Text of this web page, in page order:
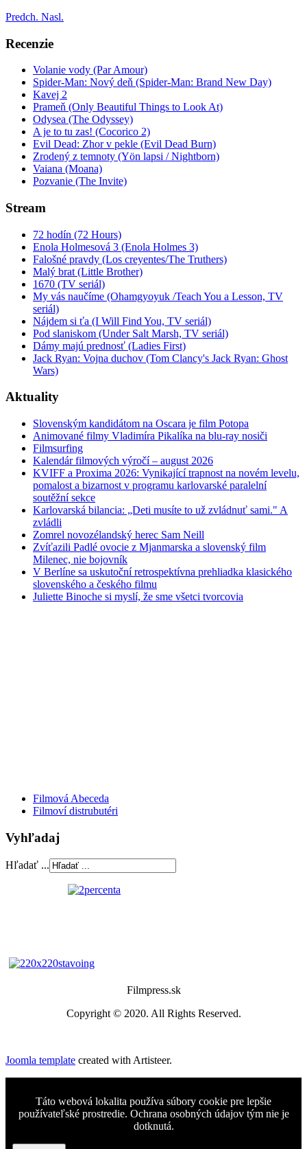
Predch. Nasl.
Recenzie
Volanie vody (Par Amour)
Spider-Man: Nový deň (Spider-Man: Brand New Day)
Kavej 2
Prameň (Only Beautiful Things to Look At)
Odysea (The Odyssey)
A je to tu zas! (Cocorico 2)
Evil Dead: Zhor v pekle (Evil Dead Burn)
Zrodený z temnoty (Yön lapsi / Nightborn)
Vaiana (Moana)
Pozvanie (The Invite)
Stream
72 hodín (72 Hours)
Enola Holmesová 3 (Enola Holmes 3)
Falošné pravdy (Los creyentes/The Truthers)
Malý brat (Little Brother)
1670 (TV seriál)
My vás naučíme (Ohamgyoyuk /Teach You a Lesson, TV
seriál)
Nájdem si ťa (I Will Find You, TV seriál)
Pod slaniskom (Under Salt Marsh, TV seriál)
Dámy majú prednosť (Ladies First)
Jack Ryan: Vojna duchov (Tom Clancy's Jack Ryan: Ghost
Wars)
Aktuality
Slovenským kandidátom na Oscara je film Potopa
Animované filmy Vladimíra Pikalíka na blu-ray nosiči
Filmsurfing
Kalendár filmových výročí – august 2026
KVIFF a Proxima 2026: Vynikající trapnost na novém levelu,
pomalost a bizarnost v programu karlovarské paralelní
soutěžní sekce
Karlovarská bilancia: „Deti musíte to už zvládnuť sami." A
zvládli
Zomrel novozélandský herec Sam Neill
Zvíťazili Padlé ovocie z Mjanmarska a slovenský film
Milenec, nie bojovník
V Berlíne sa uskutoční retrospektívna prehliadka klasického
slovenského a českého filmu
Juliette Binoche si myslí, že sme všetci tvorcovia
Filmová Abeceda
Filmoví distrubutéri
Vyhľadaj
Hľadať ...
Filmpress.sk
Copyright © 2020. All Rights Reserved.
Joomla template created with Artisteer.
Táto webová lokalita používa súbory cookie pre lepšie
používateľské prostredie. Ochrana osobných údajov tým nie je
dotknutá.